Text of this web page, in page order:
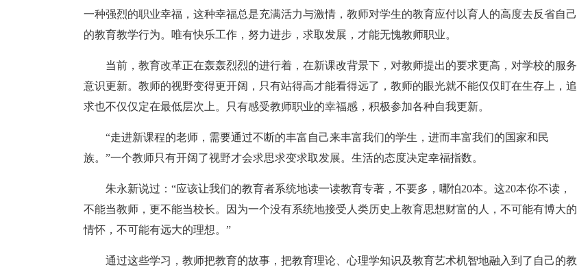
一种强烈的职业幸福，这种幸福总是充满活力与激情，教师对学生的教育应付以育人的高度去反省自己
的教育教学行为。唯有快乐工作，努力进步，求取发展，才能无愧教师职业。
当前，教育改革正在轰轰烈烈的进行着，在新课改背景下，对教师提出的要求更高，对学校的服务
意识更新。教师的视野变得更开阔，只有站得高才能看得远了，教师的眼光就不能仅仅盯在生存上，追
求也不仅仅定在最低层次上。只有感受教师职业的幸福感，积极参加各种自我更新。
“走进新课程的老师，需要通过不断的丰富自己来丰富我们的学生，进而丰富我们的国家和民
族。”一个教师只有开阔了视野才会求思求变求取发展。生活的态度决定幸福指数。
朱永新说过：“应该让我们的教育者系统地读一读教育专著，不要多，哪怕20本。这20本你不读，
不能当教师，更不能当校长。因为一个没有系统地接受人类历史上教育思想财富的人，不可能有博大的
情怀，不可能有远大的理想。”
通过这些学习，教师把教育的故事，把教育理论、心理学知识及教育艺术机智地融入到了自己的教